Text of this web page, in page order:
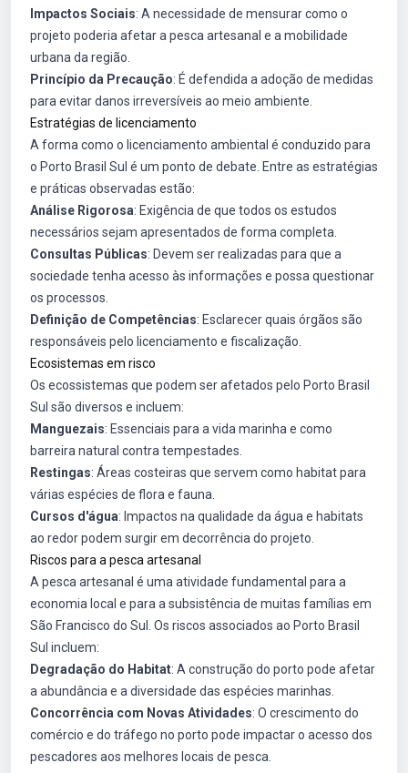
Impactos Sociais: A necessidade de mensurar como o
projeto poderia afetar a pesca artesanal e a mobilidade
urbana da região.
Princípio da Precaução: É defendida a adoção de medidas
para evitar danos irreversíveis ao meio ambiente.
Estratégias de licenciamento
A forma como o licenciamento ambiental é conduzido para
o Porto Brasil Sul é um ponto de debate. Entre as estratégias
e práticas observadas estão:
Análise Rigorosa: Exigência de que todos os estudos
necessários sejam apresentados de forma completa.
Consultas Públicas: Devem ser realizadas para que a
sociedade tenha acesso às informações e possa questionar
os processos.
Definição de Competências: Esclarecer quais órgãos são
responsáveis pelo licenciamento e fiscalização.
Ecosistemas em risco
Os ecossistemas que podem ser afetados pelo Porto Brasil
Sul são diversos e incluem:
Manguezais: Essenciais para a vida marinha e como
barreira natural contra tempestades.
Restingas: Áreas costeiras que servem como habitat para
várias espécies de flora e fauna.
Cursos d'água: Impactos na qualidade da água e habitats
ao redor podem surgir em decorrência do projeto.
Riscos para a pesca artesanal
A pesca artesanal é uma atividade fundamental para a
economia local e para a subsistência de muitas famílias em
São Francisco do Sul. Os riscos associados ao Porto Brasil
Sul incluem:
Degradação do Habitat: A construção do porto pode afetar
a abundância e a diversidade das espécies marinhas.
Concorrência com Novas Atividades: O crescimento do
comércio e do tráfego no porto pode impactar o acesso dos
pescadores aos melhores locais de pesca.